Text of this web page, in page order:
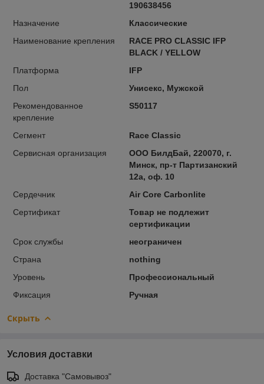
190638456
Назначение
Классические
Наименование крепления
RACE PRO CLASSIC IFP
BLACK / YELLOW
Платформа
IFP
Пол
Унисекс, Мужской
Рекомендованное
крепление
S50117
Сегмент
Race Classic
Сервисная организация
ООО БилдБай, 220070, г.
Минск, пр-т Партизанский
12а, оф. 10
Сердечник
Air Core Carbonlite
Сертификат
Товар не подлежит
сертификации
Срок службы
неограничен
Страна
nothing
Уровень
Профессиональный
Фиксация
Ручная
Скрыть
Условия доставки
Доставка "Самовывоз"